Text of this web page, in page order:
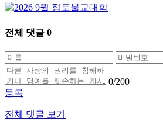
전체 댓글 0
0/200
등록
전체 댓글 보기